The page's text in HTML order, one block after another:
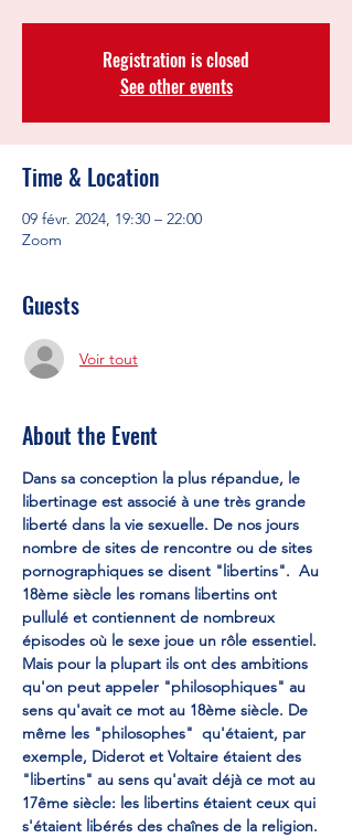
Registration is closed
See other events
Time & Location
09 févr. 2024, 19:30 – 22:00
Zoom
Guests
Voir tout
About the Event
Dans sa conception la plus répandue, le
libertinage est associé à une très grande
liberté dans la vie sexuelle. De nos jours
nombre de sites de rencontre ou de sites
pornographiques se disent "libertins".  Au
18ème siècle les romans libertins ont
pullulé et contiennent de nombreux
épisodes où le sexe joue un rôle essentiel.
Mais pour la plupart ils ont des ambitions
qu'on peut appeler "philosophiques" au
sens qu'avait ce mot au 18ème siècle. De
même les "philosophes"  qu'étaient, par
exemple, Diderot et Voltaire étaient des
"libertins" au sens qu'avait déjà ce mot au
17ême siècle: les libertins étaient ceux qui
s'étaient libérés des chaînes de la religion.